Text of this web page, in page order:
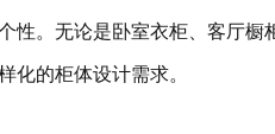
性。无论是卧室衣柜、客厅
化的柜体设计需求。